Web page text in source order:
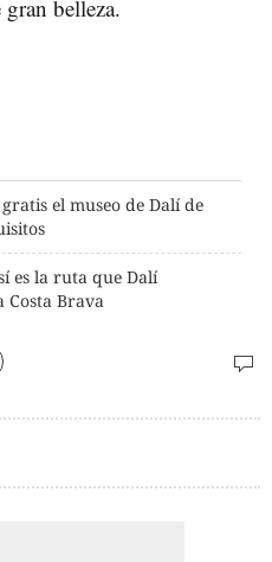
belleza.
el museo de Dalí de
es la ruta que Dalí
Brava